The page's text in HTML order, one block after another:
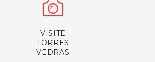
VISITE
TORRES
VEDRAS